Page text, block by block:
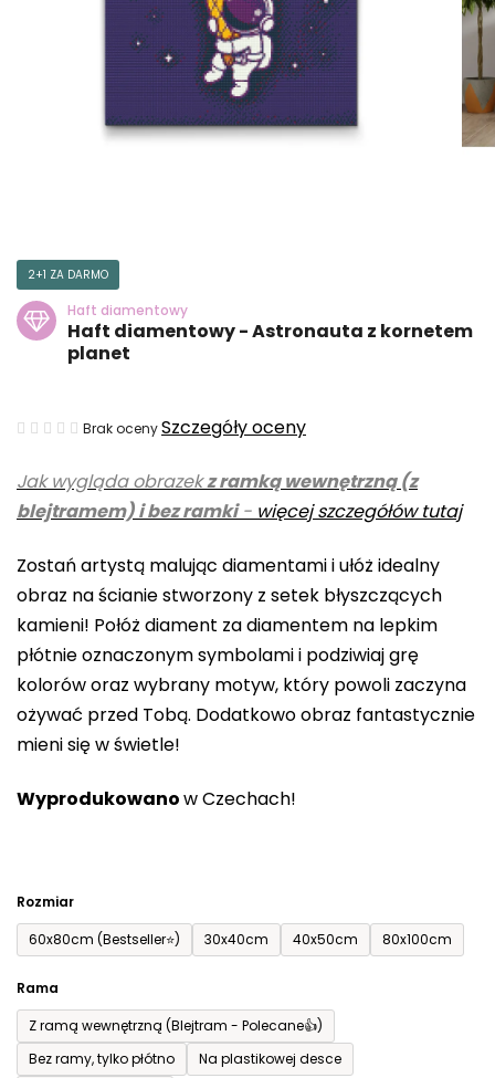
Jak wygląda obrazekz ramką wewnętrzną (z
blejtramem) i bez ramki- więcej szczegółów tutaj
Zostań artystą malując diamentami i ułóż idealny
obraz na ścianie stworzony z setek błyszczących
kamieni! Połóż diament za diamentem na lepkim
płótnie oznaczonym symbolami i podziwiaj grę
kolorów oraz wybrany motyw, który powoli zaczyna
ożywać przed Tobą. Dodatkowo obraz fantastycznie
mieni się w świetle!
Wyprodukowanow Czechach!
Rozmiar
60x80cm (Bestseller⭐)
30x40cm 40x50cm 80x100cm
Rama
Z ramą wewnętrzną (Blejtram - Polecane👍)
Bez ramy, tylko płótno
Na plastikowej desce
2+1 ZA DARMO
Haft diamentowy
Haft diamentowy - Astronauta z kornetem
planet
Średnia
produktu
wynosi
na
5
gwiazdek.
Brak ocenySzczegóły oceny